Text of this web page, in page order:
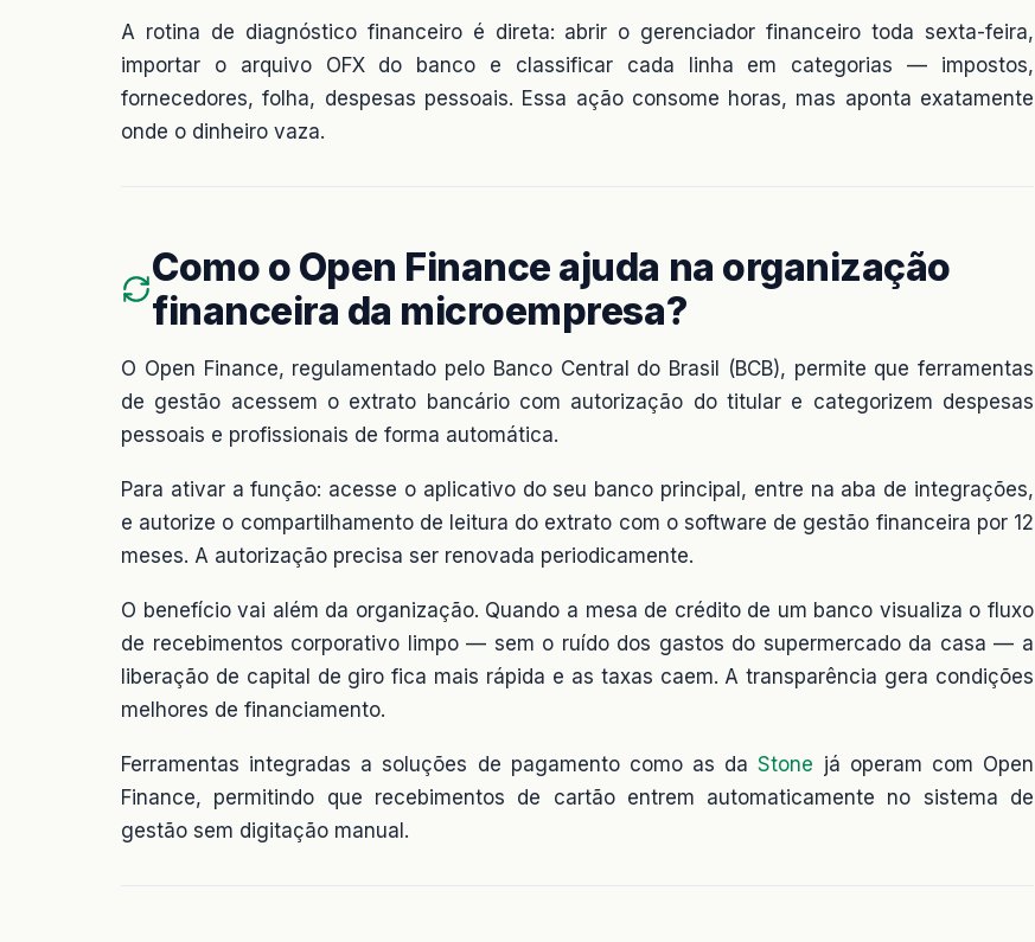
A rotina de diagnóstico financeiro é direta: abrir o gerenciador financeiro toda sexta-feira,
importar o arquivo OFX do banco e classificar cada linha em categorias — impostos,
fornecedores, folha, despesas pessoais. Essa ação consome horas, mas aponta exatamente
onde o dinheiro vaza.
Como o Open Finance ajuda na organização
financeira da microempresa?
O Open Finance, regulamentado pelo Banco Central do Brasil (BCB), permite que ferramentas
de gestão acessem o extrato bancário com autorização do titular e categorizem despesas
pessoais e profissionais de forma automática.
Para ativar a função: acesse o aplicativo do seu banco principal, entre na aba de integrações,
e autorize o compartilhamento de leitura do extrato com o software de gestão financeira por 12
meses. A autorização precisa ser renovada periodicamente.
O benefício vai além da organização. Quando a mesa de crédito de um banco visualiza o fluxo
de recebimentos corporativo limpo — sem o ruído dos gastos do supermercado da casa — a
liberação de capital de giro fica mais rápida e as taxas caem. A transparência gera condições
melhores de financiamento.
Ferramentas integradas a soluções de pagamento como as daStone já operam com Open
Finance, permitindo que recebimentos de cartão entrem automaticamente no sistema de
gestão sem digitação manual.